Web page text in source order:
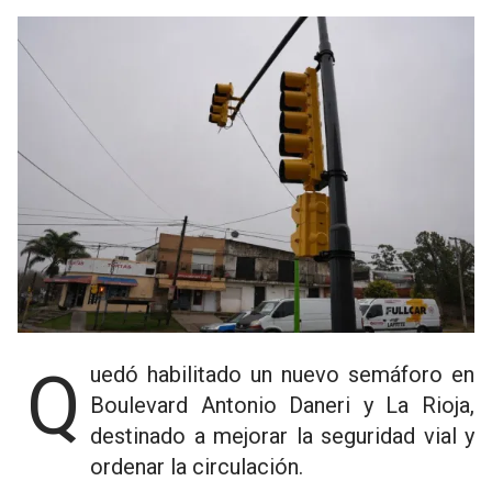
Quedó habilitado un nuevo semáforo en
Boulevard Antonio Daneri y La Rioja,
destinado a mejorar la seguridad vial y
ordenar la circulación.